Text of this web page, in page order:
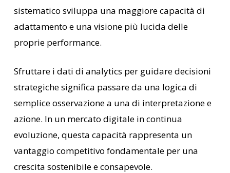
sistematico sviluppa una maggiore capacità di
adattamento e una visione più lucida delle
proprie performance.
Sfruttare i dati di analytics per guidare decisioni
strategiche significa passare da una logica di
semplice osservazione a una di interpretazione e
azione. In un mercato digitale in continua
evoluzione, questa capacità rappresenta un
vantaggio competitivo fondamentale per una
crescita sostenibile e consapevole.